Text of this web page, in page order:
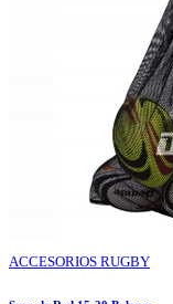
ACCESORIOS RUGBY